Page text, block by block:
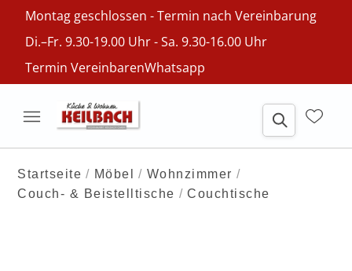
Montag geschlossen - Termin nach Vereinbarung
Di.–Fr. 9.30-19.00 Uhr - Sa. 9.30-16.00 Uhr
Termin VereinbarenWhatsapp
Startseite Möbel
Wohnzimmer
Couch- & Beistelltische
Couchtische